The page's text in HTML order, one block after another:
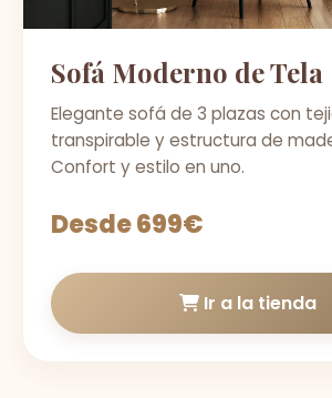
Sofá Moderno de Tela
Elegante sofá de 3 plazas con
transpirable y estructura de
Confort y estilo en uno.
Desde 699€
Ir a la tienda